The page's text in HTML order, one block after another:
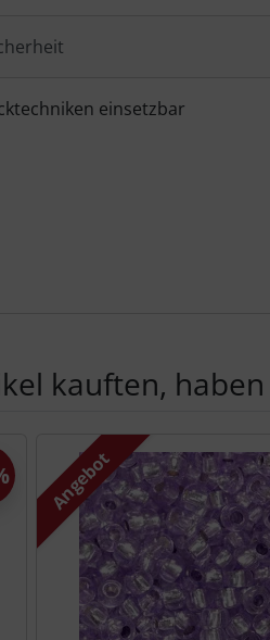
einsetzbar
kauften,
mit der Tab-Taste zu den
Angebot